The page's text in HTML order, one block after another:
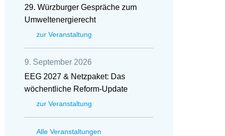
29. Würzburger Gespräche zum
Umweltenergierecht
zur Veranstaltung
9. September 2026
EEG 2027 & Netzpaket: Das
wöchentliche Reform-Update
zur Veranstaltung
Alle Veranstaltungen